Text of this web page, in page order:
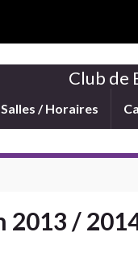
Club de
Salles / Horaires
2013 /